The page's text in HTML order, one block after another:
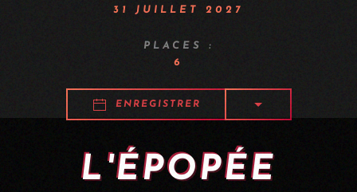
31 JUILLET 2027
PLACES :
6
ENREGISTRER
L'ÉPOPÉE